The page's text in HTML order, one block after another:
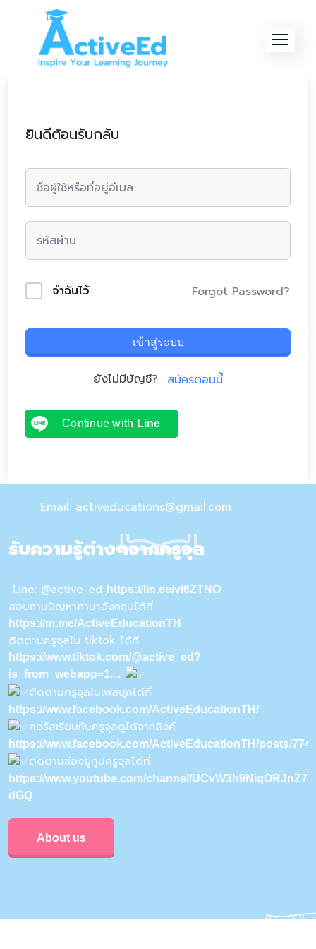
content
ยินดีต้อนรับกลับ
จำฉันไว้ Forgot Password?
เข้าสู่ระบบ
ยังไม่มีบัญชี? สมัครตอนนี้
Continue with Line
Email: activeducations@gmail.com
รับความรู้ต่างๆจากครูจุล
Line: @active-ed https://lin.ee/vI6ZTNO
สอบถามปัญหาภาษาอังกฤษได้ที่
https://m.me/ActiveEducationTH
ติดตามครูจุลใน tiktok ได้ที่
https://www.tiktok.com/@active_ed?
is_from_webapp=1…
ติดตามครูจุลในเฟสบุคได้ที่
https://www.facebook.com/ActiveEducationTH/
คอร์สเรียนกับครูจุลดูได้จากลิงค์
https://www.facebook.com/ActiveEducationTH/posts/
ติดตามช่องยูทูปครูจุลได้ที่
https://www.youtube.com/channel/
dGQ
About us